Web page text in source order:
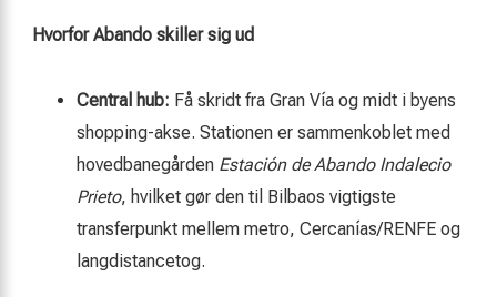
Hvorfor Abando skiller sig ud
Central hub: Få skridt fra Gran Vía og midt i byens
shopping-akse. Stationen er sammenkoblet med
hovedbanegården Estación de Abando Indalecio
Prieto, hvilket gør den til Bilbaos vigtigste
transfer­punkt mellem metro, Cercanías/RENFE og
langdistancetog.